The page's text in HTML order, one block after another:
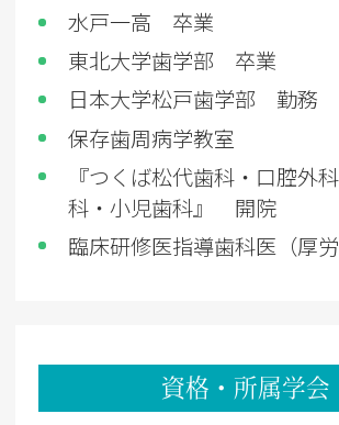
水戸一高 卒業
東北大学歯学部 卒業
日本大学松戸歯学部 勤務
保存歯周病学教室
『つくば松代歯科・口腔外
科・小児歯科』 開院
臨床研修医指導歯科医（厚労
資格・所属学会